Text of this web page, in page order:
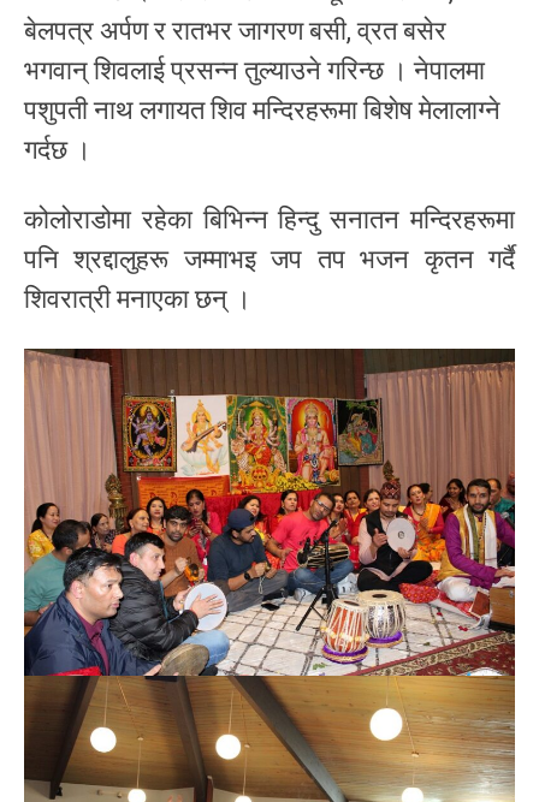
बेलपत्र अर्पण र रातभर जागरण बसी, व्रत बसेर
भगवान् शिवलाई प्रसन्न तुल्याउने गरिन्छ । नेपालमा
पशुपती नाथ लगायत शिव मन्दिरहरूमा बिशेष मेलालाग्ने
गर्दछ ।
कोलोराडोमा रहेका बिभिन्न हिन्दु सनातन मन्दिरहरूमा
पनि श्रद्दालुहरू जम्माभइ जप तप भजन कृतन गर्दै
शिवरात्री मनाएका छन् ।